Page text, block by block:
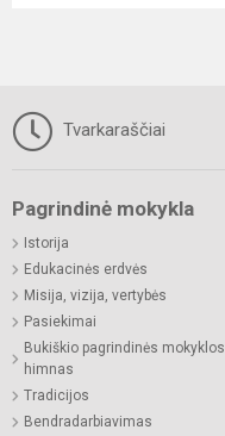
Tvarkaraščiai
Pagrindinė mokykla
Istorija
Edukacinės erdvės
Misija, vizija, vertybės
Pasiekimai
Bukiškio pagrindinės mokyklos
himnas
Tradicijos
Bendradarbiavimas